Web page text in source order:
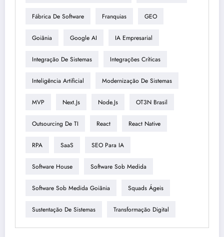
Fábrica De Software Franquias GEO
Goiânia Google AI IA Empresarial
Integração De Sistemas Integrações Críticas
Inteligência Artificial Modernização De Sistemas
MVP Next.js Node.js OT3N Brasil
Outsourcing De TI React React Native
RPA SaaS SEO Para IA
Software House Software Sob Medida
Software Sob Medida Goiânia Squads Ágeis
Sustentação De Sistemas Transformação Digital